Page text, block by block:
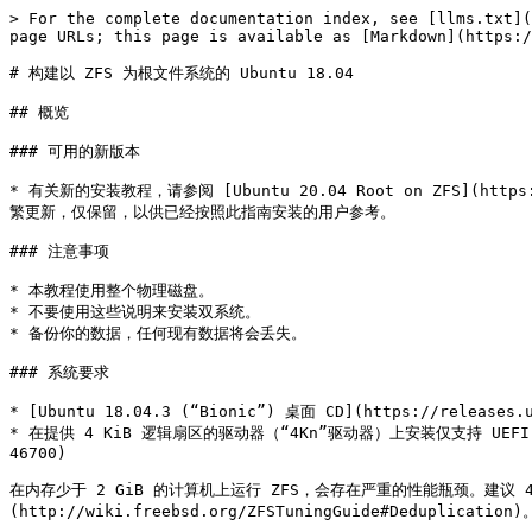
> For the complete documentation index, see [llms.txt](https://book.bsdcn.org/llms.txt). Markdown versions of documentation pages are available by appending `.md` to page URLs; this page is available as [Markdown](https://book.bsdcn.org/zfs/an-zhuang-zhi-yin/ubuntu/18.04-zfs.md).

# 构建以 ZFS 为根文件系统的 Ubuntu 18.04

## 概览

### 可用的新版本

* 有关新的安装教程，请参阅 [Ubuntu 20.04 Root on ZFS](https://openzfs.github.io/openzfs-docs/Getting%20Started/Ubuntu/Ubuntu%2020.04%20Root%20on%20ZFS.html)。本指南已不再频繁更新，仅保留，以供已经按照此指南安装的用户参考。

### 注意事项

* 本教程使用整个物理磁盘。
* 不要使用这些说明来安装双系统。
* 备份你的数据，任何现有数据将会丢失。

### 系统要求

* [Ubuntu 18.04.3 (“Bionic”) 桌面 CD](https://releases.ubuntu.com/18.04.3/ubuntu-18.04.3-desktop-amd64.iso)（**不要**使用任何服务器镜像）
* 在提供 4 KiB 逻辑扇区的驱动器（“4Kn”驱动器）上安装仅支持 UEFI 引导。这并非 ZFS 独有的问题。[GRUB 在 4Kn 驱动器上使用传统 BIOS 引导无法工作，也不会支持。](http://savannah.gnu.org/bugs/?46700)

在内存少于 2 GiB 的计算机上运行 ZFS，会存在严重的性能瓶颈。建议 4 GiB 内存以在基础工作负载下获得正常性能。如果你想使用去重（deduplication），你将需要 [大量内存](http://wiki.freebsd.org/ZFSTuningGuide#Deduplication)。启用去重是一项不可轻易撤销的永久性更改。

### 加密

本指南支持两种加密方案：未加密和 LUKS（全盘加密）。无论哪种选项，ZFS 的所有功能均可用。Ubuntu 18.04 不支持 ZFS 原生加密。

未加密方案当然不会加密任何内容，因此性能最佳。

LUKS 会加密几乎所有数据。唯一未加密的数据是引导程序、内核和 initrd。系统必须在控制台输入密码才能启动。性能良好，但 LUKS 位于 ZFS 底层，如果使用多块磁盘（镜像或 raidz 拓扑），数据需要在每个磁盘上加密一次。

## 第 1 步：准备安装环境

1.1 启动 Ubuntu Live CD。选择“Try Ubuntu”。根据需要将系统连接到互联网（例如，连接 WiFi 网络）。打开终端（按 Ctrl-Alt-T）。

1.2 设置更新软件源：

```sh
sudo apt-add-repository universe
sudo apt update
```

1.3 可选：在 Live CD 环境中安装并启动 OpenSSH 服务器：

如果你有第二台设备，通过 SSH 访问目标系统会很方便：

```sh
passwd
# 当前没有密码；在提示时直接按回车。
sudo apt install --yes openssh-server
```

> **提示：**
>
> 可以使用 `ip addr show scope global | grep inet` 查看你的 IP 地址，然后从主机通过 `ssh ubuntu@IP` 连接。

1.4 切换到 root 用户：

```sh
sudo -i
```

1.5 在 Live CD 环境中安装 ZFS：

```sh
apt install --yes debootstrap gdisk zfs-initramfs
```

## 第 2 步：磁盘格式化

2.1 设置磁盘变量：

```ini
DISK=/dev/disk/by-id/scsi-SATA_disk1
```

使用 ZFS 时务必使用长别名 `/dev/disk/by-id/*`。直接使用设备节点 `/dev/sd*` 可能导致偶发的导入失败，尤其是在系统中存在多个存储池时。

**提示：**

* `ls -la /dev/disk/by-id` 可以列出所有别名。
* 如果在虚拟机中操作，虚拟磁盘在 `/dev/disk/by-id` 中缺失，可在 KVM virtio 下使用 `/dev/vda`，其他情况请参考[故障排查](https://openzfs.github.io/openzfs-docs/Getting%20Started/Ubuntu/Ubuntu%2018.04%20Root%20on%20ZFS.html#troubleshooting)。
* 对于镜像（mirror）或 RAID-Z 拓扑，请使用 `DISK1`、`DISK2` 等变量。
* 选择 boot 存储池大小时，请考虑实际使用。内核和 initrd 可能占用约 100M。如果安装多个内核并使用快照，尤其是在需要重新生成 initramfs（约 85M/个）时，boot 存储池空间可能不足。请根据需求合理规划。

2.2 如果重用磁盘，需要清理：

若磁盘曾用作 MD 阵列，清除 superblock：

```sh
apt install --yes mdadm
mdadm --zero-superblock --force $DISK
```

清空分区表：

```sh
sgdisk --zap-all $DISK
```

2.3 分区：

若需 Legacy（BIOS）启动：

```sh
sgdisk -a1 -n1:24K:+1000K -t1:EF02 $DISK
```

若使用 UEFI 启动（当前或后续使用）：

```sh
sgdisk -n2:1M:+512M -t2:EF00 $DISK
```

创建 boot pool：

```sh
sgdisk -n3:0:+1G -t3:BF01 $DISK
```

选择以下其中之一：

2.3a 不加密：

```sh
sgdisk -n4:0:0 -t4:BF01 $DISK
```

2.3b LUKS 加密：

```sh
sgdisk -n4:0:0 -t4:8300 $DISK
```

若创建镜像或 RAID-Z 拓扑，请对所有池内磁盘重复分区操作。

2.4 创建 boot 存储池：

```sh
zpool create -o ashift=12 -d \
    -o